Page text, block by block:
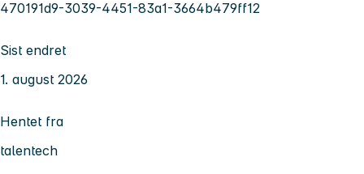
470191d9-3039-4451-83a1-3664b479ff12
Sist endret
1. august 2026
Hentet fra
talentech